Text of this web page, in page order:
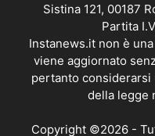
Sistina 121, 00187
Partita
Instanews.it non è
viene aggiornato
pertanto
della legge
Copyright ©2026 -